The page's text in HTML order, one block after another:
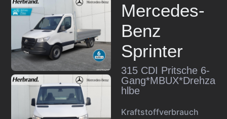
Mercedes-
Benz
Sprinter
315 CDI Pritsche 6-
Gang*MBUX*Drehza
hlbe
Kraftstoffverbrauch